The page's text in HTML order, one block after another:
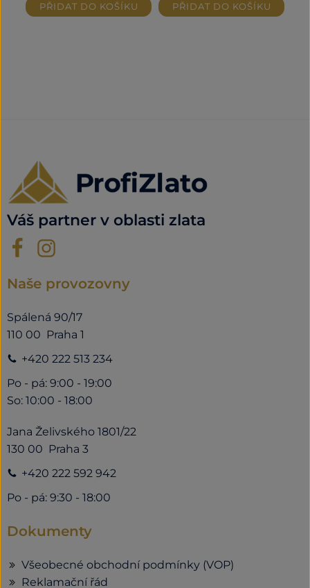
PŘIDAT DO KOŠÍKU PŘIDAT DO KOŠÍKU
Váš partner v oblasti zlata
Naše provozovny
Spálená 90/17
110 00 Praha 1
+420 222 513 234
Po - pá: 9:00 - 19:00
So: 10:00 - 18:00
Jana Želivského 1801/22
130 00 Praha 3
+420 222 592 942
Po - pá: 9:30 - 18:00
Dokumenty
Všeobecné obchodní podmínky (VOP)
Reklamační řád